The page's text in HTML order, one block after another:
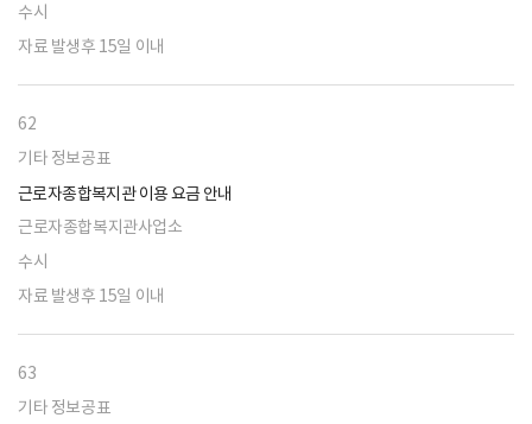
수시
자료 발생후 15일 이내
62
기타 정보공표
근로자종합복지관 이용 요금 안내
근로자종합복지관사업소
수시
자료 발생후 15일 이내
63
기타 정보공표